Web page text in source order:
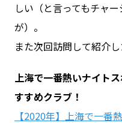
しい（と言ってもチャ
が）。
また次回訪問して紹介し
上海で一番熱いナイト
すすめクラブ！
【2020年】上海で一番